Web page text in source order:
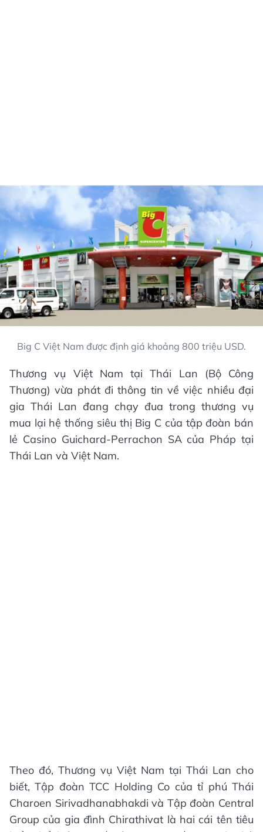
Big C Việt Nam được định giá khoảng 800 triệu USD.
Thương vụ Việt Nam tại Thái Lan (Bộ Công
Thương) vừa phát đi thông tin về việc nhiều đại
gia Thái Lan đang chạy đua trong thương vụ
mua lại hệ thống siêu thị Big C của tập đoàn bán
lẻ Casino Guichard-Perrachon SA của Pháp tại
Thái Lan và Việt Nam.
Theo đó, Thương vụ Việt Nam tại Thái Lan cho
biết, Tập đoàn TCC Holding Co của tỉ phú Thái
Charoen Sirivadhanabhakdi và Tập đoàn Central
Group của gia đình Chirathivat là hai cái tên tiêu